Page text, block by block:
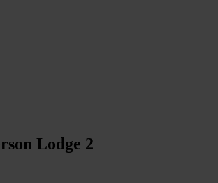
Lodge 2